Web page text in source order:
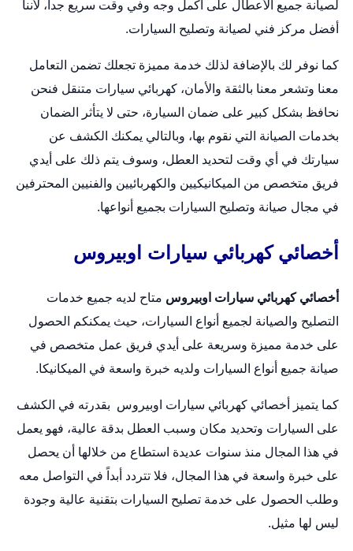
لصيانة جميع الأعطال على أكمل وجه وفي وقت سريع جداً، لأننا
أفضل مركز فني لصيانة وتصليح السيارات.
كما نوفر لك بالإضافة لذلك خدمة مميزة تجعلك تضمن التعامل
معنا وتشعر معنا بالثقة والأمان، كهربائي سيارات متنقل فنحن
نحافظ بشكل كبير على ضمان السيارة، حتى لا يتأثر الضمان
بخدمات الصيانة التي نقوم بها، وبالتالي يمكنك الكشف عن
سيارتك في أي وقت لتحديد العطل، وسوف يتم ذلك على أيدي
فريق متخصص من الميكانيكيين والكهربائيين والفنيين المحترفين
في مجال صيانة وتصليح السيارات بجميع أنواعها.
أخصائي كهربائي سيارات اوبيروس
أخصائي كهربائي سيارات اوبيروس متاح لديه جميع خدمات
التصليح والصيانة لجميع أنواع السيارات، حيث يمكنكم الحصول
على خدمة مميزة وسريعة على أيدي فريق عمل متخصص في
صيانة جميع أنواع السيارات ولديه خبرة واسعة في الميكانيكا.
كما يتميز أخصائي كهربائي سيارات اوبيروس بقدرته في الكشف
على السيارات وتحديد مكان وسبب العطل بدقة عالية، فهو يعمل
في هذا المجال منذ سنوات عديدة استطاع من خلالها أن يحصل
على خبرة واسعة في هذا المجال، فلا تتردد أبداً في التواصل معه
وطلب الحصول على خدمة تصليح السيارات بتقنية عالية وجودة
ليس لها مثيل.